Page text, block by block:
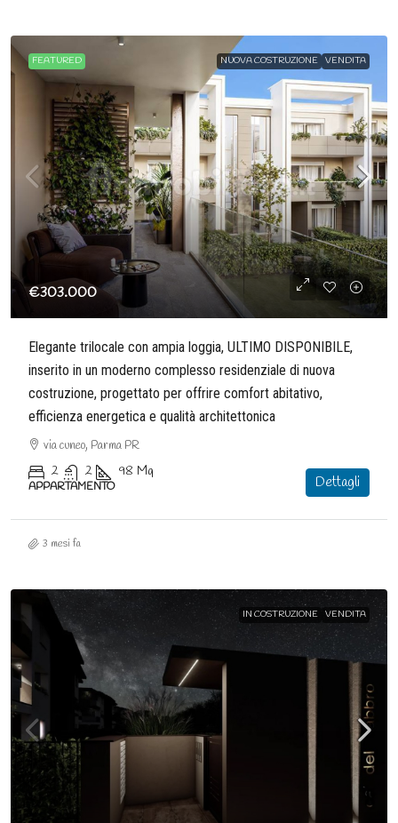
FEATURED NUOVA COSTRUZIONE VENDITA
€303.000
Elegante trilocale con ampia loggia, ULTIMO DISPONIBILE,
inserito in un moderno complesso residenziale di nuova
costruzione, progettato per offrire comfort abitativo,
efficienza energetica e qualità architettonica
via cuneo, Parma PR
2 2 98 Mq
APPARTAMENTO Dettagli
3 mesi fa
IN COSTRUZIONE VENDITA